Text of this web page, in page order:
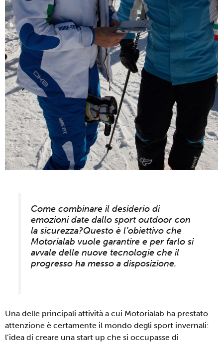
Come combinare il desiderio di
emozioni date dallo sport outdoor con
la sicurezza?Questo è l’obiettivo che
Motorialab vuole garantire e per farlo si
avvale delle nuove tecnologie che il
progresso ha messo a disposizione.
Una delle principali attività a cui Motorialab ha prestato
attenzione è certamente il mondo degli sport invernali:
l’idea di creare una start up che si occupasse di